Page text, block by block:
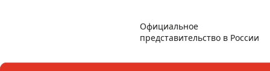
Официальное
представительство в России